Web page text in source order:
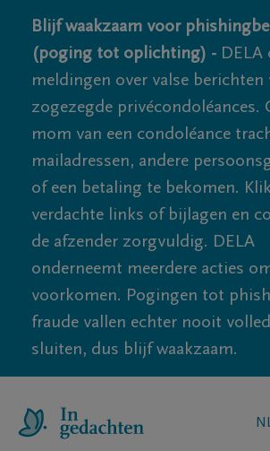
Blijf waakzaam voor
(poging tot oplichting) - DELA
meldingen over valse berichten
zogezegde privécondoléances.
mom van een condoléance
mailadressen, andere
of een betaling te bekomen.
verdachte links of bijlagen en
de afzender zorgvuldig. DELA
onderneemt meerdere acties
voorkomen. Pogingen tot
fraude vallen echter nooit
sluiten, dus blijf waakzaam.